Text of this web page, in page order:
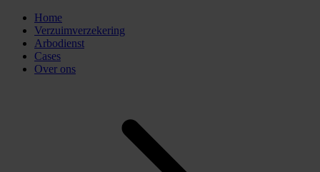
Home
Verzuimverzekering
Arbodienst
Cases
Over ons